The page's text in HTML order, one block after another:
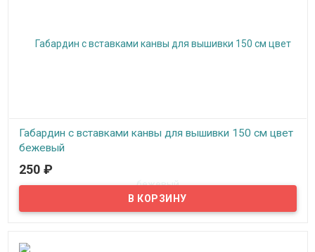
Габардин с вставками канвы для вышивки 150 см цвет
бежевый
В наличии
Габардин с вставками канвы для вышивки ширина 150 см.
250 ₽